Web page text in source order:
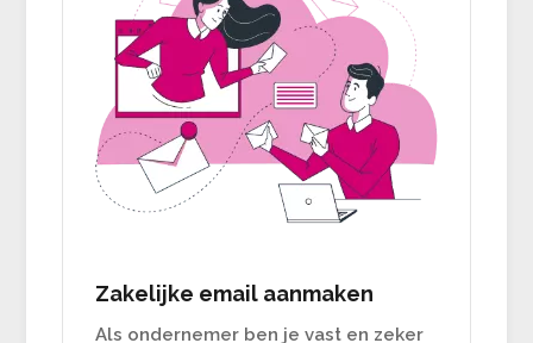
Zakelijke email aanmaken
Als ondernemer ben je vast en zeker